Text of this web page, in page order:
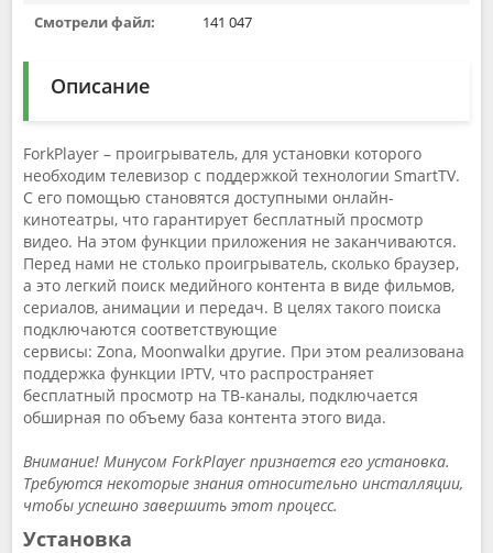
Смотрели файл:
141 047
Описание
ForkPlayer – проигрыватель, для установки которого
необходим телевизор с поддержкой технологии SmartTV.
С его помощью становятся доступными онлайн-
кинотеатры, что гарантирует бесплатный просмотр
видео. На этом функции приложения не заканчиваются.
Перед нами не столько проигрыватель, сколько браузер,
а это легкий поиск медийного контента в виде фильмов,
сериалов, анимации и передач. В целях такого поиска
подключаются соответствующие
сервисы: Zona, Moonwalkи другие. При этом реализована
поддержка функции IPTV, что распространяет
бесплатный просмотр на ТВ-каналы, подключается
обширная по объему база контента этого вида.
Внимание! Минусом ForkPlayer признается его установка.
Требуются некоторые знания относительно инсталляции,
чтобы успешно завершить этот процесс.
Установка